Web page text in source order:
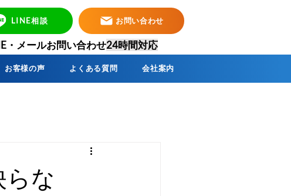
LINE相談 お問い合わせ
・メールお問い合わせ24時間対応
お客様の声 よくある質問 会社案内
らな